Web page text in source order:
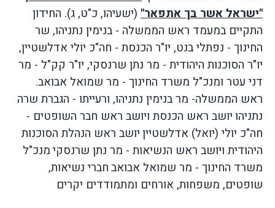
"ישראל אשר בך אתפאר" (ישעיהו, כ"ט, ג). החידון
התקיים במעמד ראש הממשלה - בנימין נתניהו, שר
החינוך - נפתלי בנט, יו"ר הכנסת - חה"כ יולי אדלשטיין,
יו"ר הסוכנות היהודית - מר נתן שרנסקי, יו"ר קק"ל - מר
דני עטר ומנכ"ל משרד החינוך - מר שמואל אבואב.
ראש הממשלה- מר בנימין נתניהו, ורעייתו - הגברת שרה
נתניהויושב ראש הכנסת ויושב ראש חבר השופטים -
חה"כ יולי (יואל) אדלשטייןיושב ראש הנהלת הסוכנות
היהודית ויושב ראש הנשיאות - מר נתן שרנסקימנכ"ל
משרד החינוך - מר שמואל אבואבחברי נשיאות,
שופטים, משפחות,אורחים ומתמודדים יקרים